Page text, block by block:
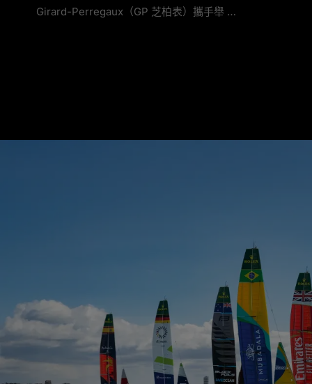
Girard-Perregaux（GP 芝柏表）攜手舉 …